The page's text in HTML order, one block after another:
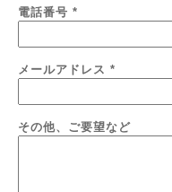
電話番号 *
メールアドレス *
その他、ご要望など